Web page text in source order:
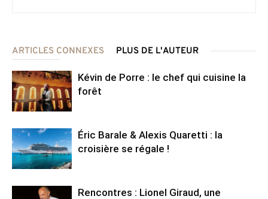
ARTICLES CONNEXES PLUS DE L'AUTEUR
Kévin de Porre : le chef qui cuisine la
forêt
Éric Barale & Alexis Quaretti : la
croisière se régale !
Rencontres : Lionel Giraud, une